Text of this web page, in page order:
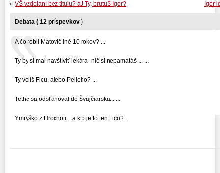
Igor
« VŠ vzdelaní bez titulu? aJ Ty, brutuS Igor?
Debata ( 12 príspevkov )
A čo robil Matovič iné 10 rokov? ...
Ty by si mal navštíviť lekára- nič si nepamatáš-... ...
Ty volíš Ficu, alebo Pelleho? ...
Tethe sa odsťahoval do Švajčiarska... ...
Ymryško z Hrochoti... a kto je to ten Fico? ...